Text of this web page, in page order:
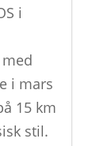
i
i mars
15 km
stil.